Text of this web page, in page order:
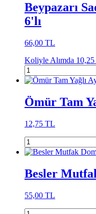
Beypazarı
6'lı
66,00 TL
Koliyle Alımda
Ömür Tam
12,75 TL
Besler
55,00 TL